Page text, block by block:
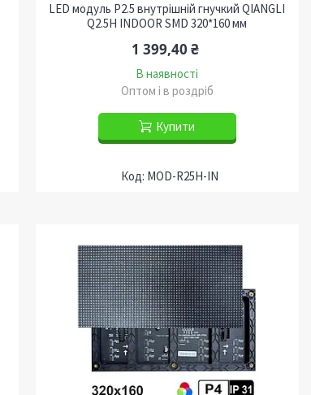
LED модуль P2.5 внутрішній гнучкий QIANGLI
Q2.5H INDOOR SMD 320*160 мм
1 399,40 ₴
В наявності
Оптом і в роздріб
Купити
MOD-R25H-IN